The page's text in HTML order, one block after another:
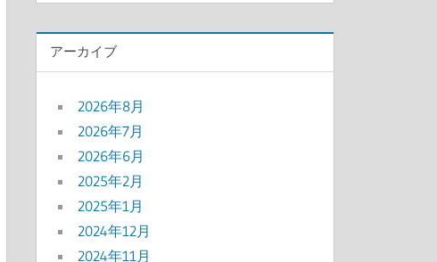
アーカイブ
2026年8月
2026年7月
2026年6月
2025年2月
2025年1月
2024年12月
2024年11月